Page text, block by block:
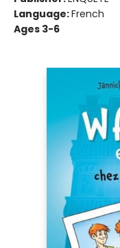
Language:French
Ages 3-6